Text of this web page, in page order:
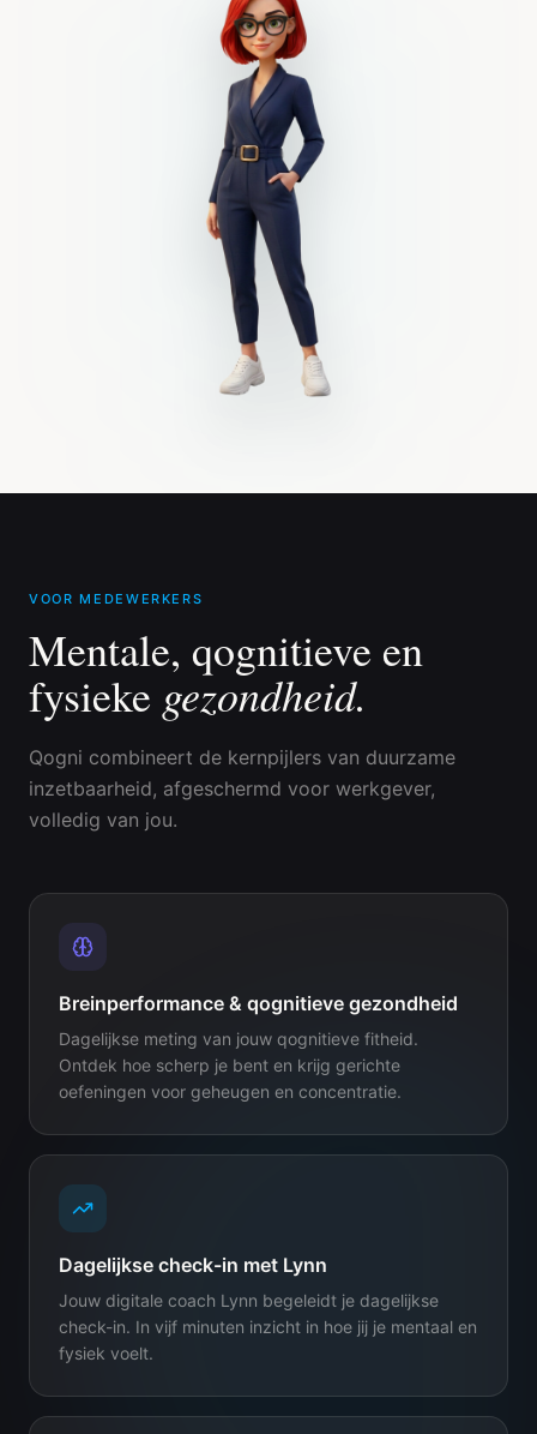
VOOR MEDEWERKERS
Mentale, qognitieve en
fysieke gezondheid.
Qogni combineert de kernpijlers van duurzame
inzetbaarheid, afgeschermd voor werkgever,
volledig van jou.
Breinperformance & qognitieve gezondheid
Dagelijkse meting van jouw qognitieve fitheid.
Ontdek hoe scherp je bent en krijg gerichte
oefeningen voor geheugen en concentratie.
Dagelijkse check-in met Lynn
Jouw digitale coach Lynn begeleidt je dagelijkse
check-in. In vijf minuten inzicht in hoe jij je mentaal en
fysiek voelt.